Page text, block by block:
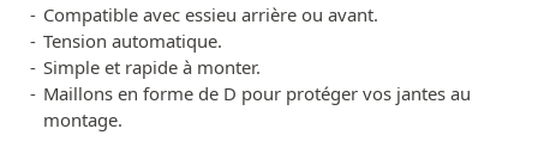
Compatible avec essieu arrière ou avant.
Tension automatique.
Simple et rapide à monter.
Maillons en forme de D pour protéger vos jantes au
montage.